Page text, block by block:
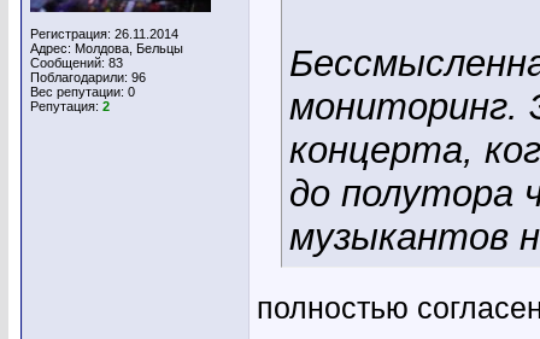
Регистрация: 26.11.2014
Адрес: Молдова, Бельцы
Сообщений: 83
Поблагодарили: 96
Вес репутации: 0
Репутация: 2
мониторинг.
концерта,
до полутора
музыкантов
полностью